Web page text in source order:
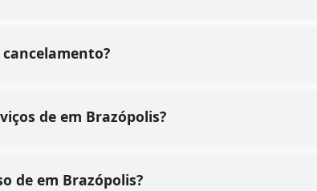
Qual a qualidade dos serviços de em Brazópolis?
Como funciona o processo de em Brazópolis?